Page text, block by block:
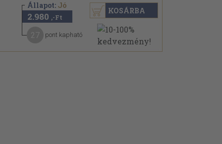
Állapot: Jó
2.980 ,-Ft
pont kapható
KOSÁRBA